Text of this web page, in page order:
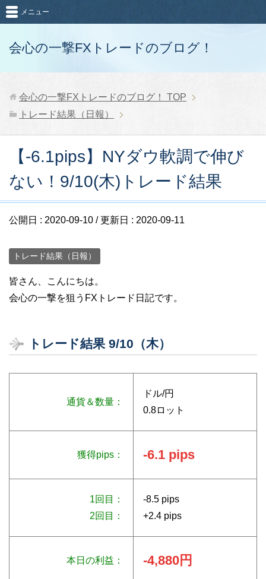
会心の一撃FXトレードのブログ！
メニュー
会心の一撃FXトレードのブログ！
TOP
トレード結果（日報）
【-6.1pips】NYダウ軟調で伸び
ない！9/10(木)トレード結果
公開日 : 2020-09-10 / 更新日 : 2020-09-11
トレード結果（日報）
皆さん、こんにちは。
会心の一撃を狙うFXトレード日記です。
トレード結果 9/10（木）
通貨＆数量：
ドル/円
0.8ロット
獲得pips： -6.1 pips
1回目：
2回目：
-8.5 pips
+2.4 pips
本日の利益： -4,880円